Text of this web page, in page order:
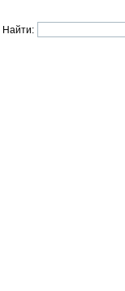
Найти: